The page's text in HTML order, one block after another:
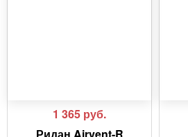
1 365 руб.